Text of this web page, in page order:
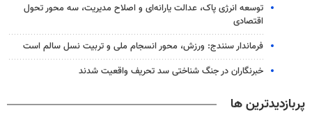
توسعه انرژی پاک، عدالت یارانه‌ای و اصلاح مدیریت، سه محور تحول
اقتصادی
فرماندار سنندج: ورزش، محور انسجام ملی و تربیت نسل سالم است
خبرنگاران در جنگ شناختی سد تحریف واقعیت شدند
پربازدیدترین ها